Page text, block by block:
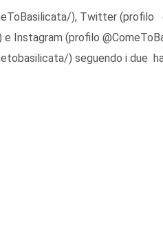
), Twitter (profilo
Instagram (profilo
) seguendo i due